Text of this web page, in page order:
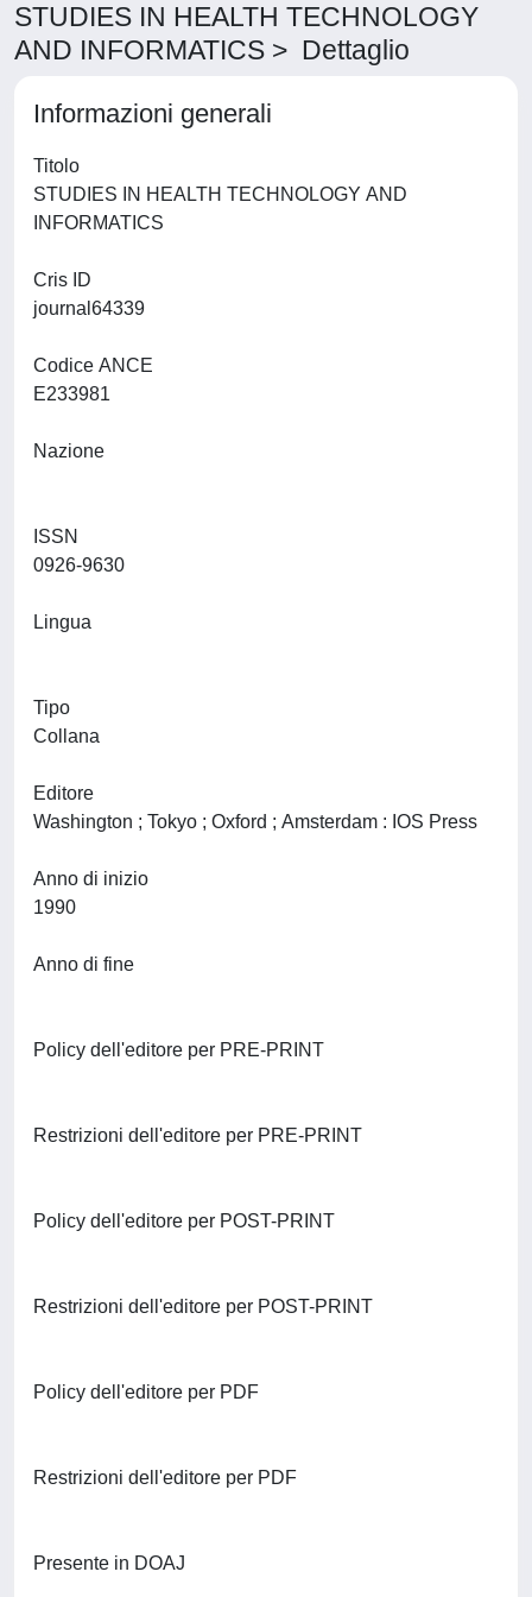
STUDIES IN HEALTH TECHNOLOGY
AND INFORMATICS > Dettaglio
Informazioni generali
Titolo
STUDIES IN HEALTH TECHNOLOGY AND
Cris ID
Codice ANCE
Nazione
ISSN
Lingua
Tipo
Collana
Editore
Anno di inizio
Anno di fine
Policy dell'editore per PRE-PRINT
Restrizioni dell'editore per PRE-PRINT
Policy dell'editore per POST-PRINT
Restrizioni dell'editore per POST-PRINT
Policy dell'editore per PDF
Restrizioni dell'editore per PDF
Presente in DOAJ